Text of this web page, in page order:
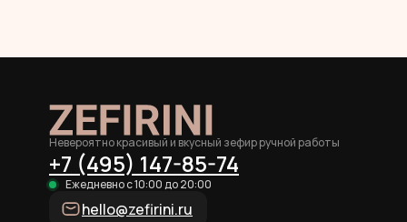
Невероятно красивый и вкусный зефир ручной работы
+7 (495) 147-85-74
Ежедневно с 10:00 до 20:00
hello@zefirini.ru